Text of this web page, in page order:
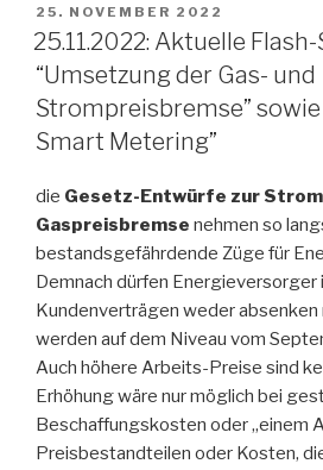
VERÖFFENTLICHT
AM
25. NOVEMBER 2022
25.11.2022: Aktuelle
“Umsetzung der Gas- und
Strompreisbremse”
Smart Metering”
die Gesetz-Entwürfe zur
Gaspreisbremse nehmen so
bestandsgefährdende Züge für
Demnach dürfen Energieversorger
Kundenverträgen weder absenken
werden auf dem Niveau vom
Auch höhere Arbeits-Preise sind
Erhöhung wäre nur möglich bei
Beschaffungskosten oder „einem
Preisbestandteilen oder Kosten,